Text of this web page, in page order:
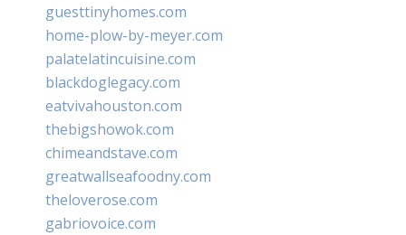
guesttinyhomes.com
home-plow-by-meyer.com
palatelatincuisine.com
blackdoglegacy.com
eatvivahouston.com
thebigshowok.com
chimeandstave.com
greatwallseafoodny.com
theloverose.com
gabriovoice.com